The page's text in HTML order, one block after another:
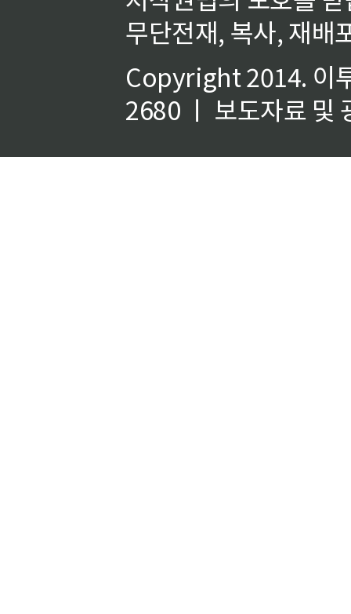
무단전재, 복사, 재배
Copyright 2014. 이
2680 ㅣ 보도자료